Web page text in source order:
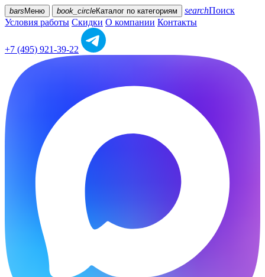
bars Меню book_circleКаталог по категориям searchПоиск
Условия работы Скидки О компании Контакты
+7 (495) 921-39-22